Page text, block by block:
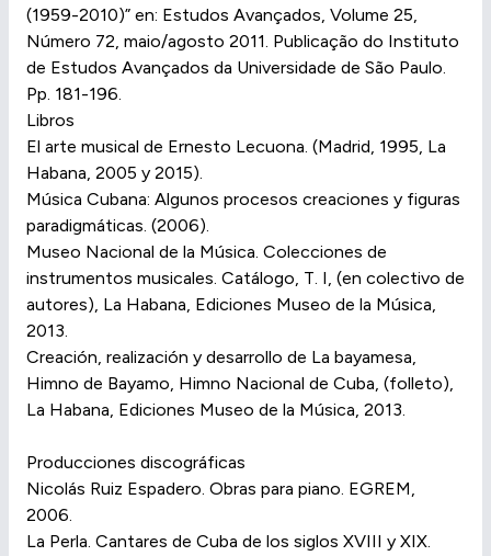
(1959-2010)” en: Estudos Avançados, Volume 25,
Número 72, maio/agosto 2011. Publicação do Instituto
de Estudos Avançados da Universidade de São Paulo.
Pp. 181-196.
Libros
El arte musical de Ernesto Lecuona. (Madrid, 1995, La
Habana, 2005 y 2015).
Música Cubana: Algunos procesos creaciones y figuras
paradigmáticas. (2006).
Museo Nacional de la Música. Colecciones de
instrumentos musicales. Catálogo, T. I, (en colectivo de
autores), La Habana, Ediciones Museo de la Música,
2013.
Creación, realización y desarrollo de La bayamesa,
Himno de Bayamo, Himno Nacional de Cuba, (folleto),
La Habana, Ediciones Museo de la Música, 2013.
Producciones discográficas
Nicolás Ruiz Espadero. Obras para piano. EGREM,
2006.
La Perla. Cantares de Cuba de los siglos XVIII y XIX.